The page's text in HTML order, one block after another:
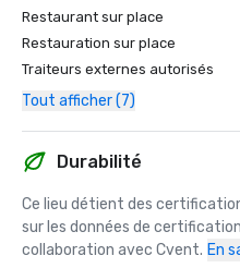
Restaurant sur place
Restauration sur place
Traiteurs externes autorisés
Tout afficher (7)
Durabilité
Ce lieu détient des
sur les données de
collaboration avec Cvent. En